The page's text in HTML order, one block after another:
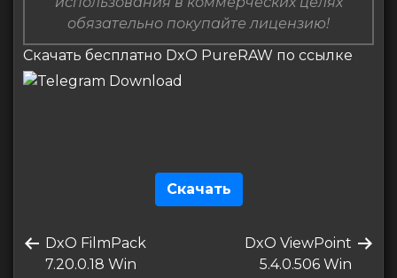
обязательно покупайте лицензию!
Скачать бесплатно DxO PureRAW по ссылке
Скачать
поПредыдущая
запись
DxO FilmPack
7.20.0.18 Win
Следующая
запись
DxO ViewPoint
5.4.0.506 Win